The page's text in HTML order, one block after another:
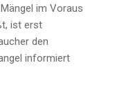
im Voraus
ist erst
den
informiert